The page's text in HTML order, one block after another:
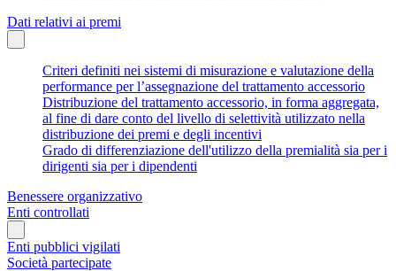
Dati relativi ai premi
Criteri definiti nei sistemi di misurazione e valutazione della
performance per l’assegnazione del trattamento accessorio
Distribuzione del trattamento accessorio, in forma aggregata,
al fine di dare conto del livello di selettività utilizzato nella
distribuzione dei premi e degli incentivi
Grado di differenziazione dell'utilizzo della premialità sia per i
dirigenti sia per i dipendenti
Benessere organizzativo
Enti controllati
Enti pubblici vigilati
Società partecipate